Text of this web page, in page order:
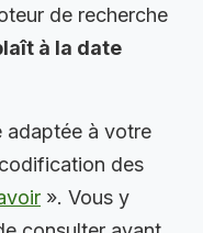
de recherche
à la date
adaptée à votre
des
». Vous y